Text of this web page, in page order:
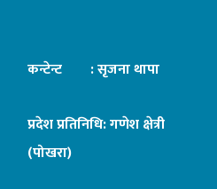
कन्टेन्ट : सृजना थापा
प्रदेश प्रतिनिधि: गणेश क्षेत्री
(पोखरा)